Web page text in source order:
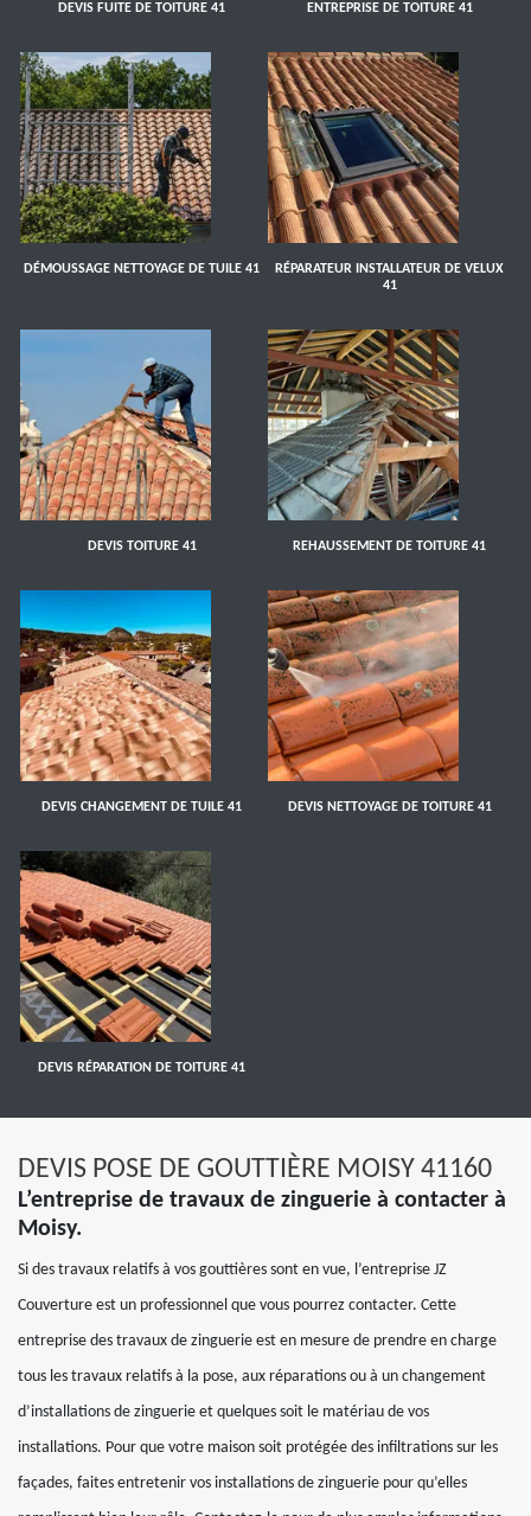
DEVIS FUITE DE TOITURE 41 ENTREPRISE DE TOITURE 41
DÉMOUSSAGE NETTOYAGE DE TUILE 41
RÉPARATEUR INSTALLATEUR DE VELUX
41
DEVIS TOITURE 41 REHAUSSEMENT DE TOITURE 41
DEVIS CHANGEMENT DE TUILE 41 DEVIS NETTOYAGE DE TOITURE 41
DEVIS RÉPARATION DE TOITURE 41
DEVIS POSE DE GOUTTIÈRE MOISY 41160
L’entreprise de travaux de zinguerie à contacter à
Moisy.
Si des travaux relatifs à vos gouttières sont en vue, l’entreprise JZ
Couverture est un professionnel que vous pourrez contacter. Cette
entreprise des travaux de zinguerie est en mesure de prendre en charge
tous les travaux relatifs à la pose, aux réparations ou à un changement
d’installations de zinguerie et quelques soit le matériau de vos
installations. Pour que votre maison soit protégée des infiltrations sur les
façades, faites entretenir vos installations de zinguerie pour qu’elles